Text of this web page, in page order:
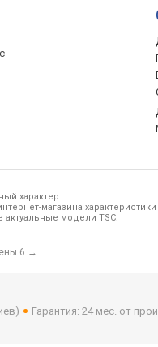
характер.
магазина
модели TSC.
6 →
Гарантия: 24 мес. от